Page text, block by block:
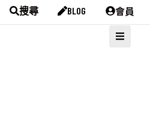
搜尋 BLOG 會員